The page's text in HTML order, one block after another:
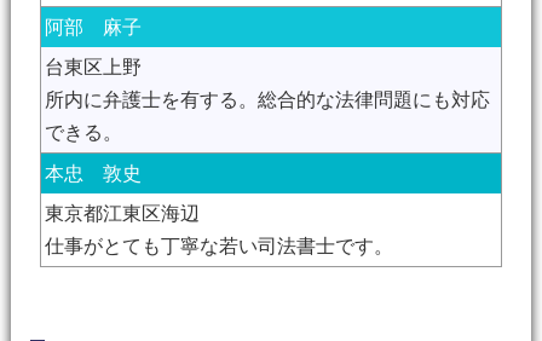
阿部 麻子
台東区上野
所内に弁護士を有する。総合的な法律問題にも対応
できる。
本忠 敦史
東京都江東区海辺
仕事がとても丁寧な若い司法書士です。